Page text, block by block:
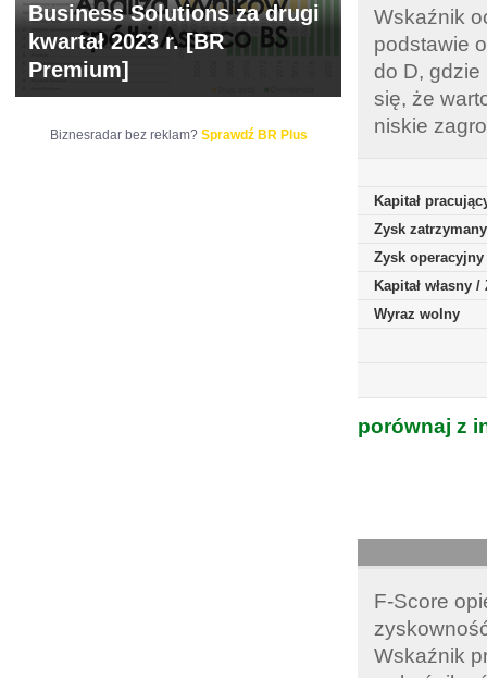
Wskaźnik
podstawie
do D, gdzie
się, że
niskie
Kapitał
Zysk
Zysk operacyjny
Kapitał własny
Wyraz wolny
porównaj z
F-Score
Wskaźnik
Business Solutions za drugi
kwartał 2023 r. [BR
Premium]
Biznesradar bez reklam? Sprawdź BR Plus